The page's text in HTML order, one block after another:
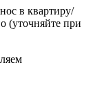
в квартиру/
(уточняйте при